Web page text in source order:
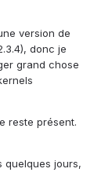
version de
donc je
grand chose
reste présent.
quelques jours,